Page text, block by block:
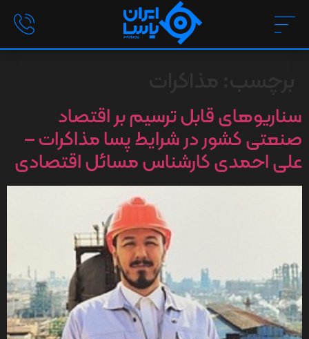
سناریوهای قابل ترسیم بر اقتصاد
صنعتی کشور در شرایط پسا مذاکرات –
علی احمدی کارشناس مسائل اقتصادی